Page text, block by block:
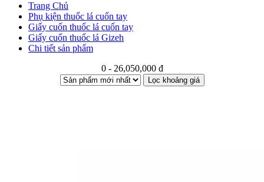
Trang Chủ
Phụ kiện thuốc lá cuốn tay
Giấy cuốn thuốc lá cuốn tay
Giấy cuốn thuốc lá Gizeh
Chi tiết sản phẩm
0 - 26,050,000 đ
Lọc khoảng giá